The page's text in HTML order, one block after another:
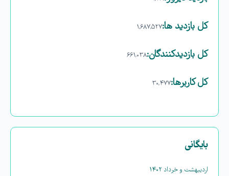
کل بازدید ها:۱,۶۸۷,۵۲۷
کل بازدیدکنند‌گان:۶۶۱,۰۳۸
کل کاربرها:۳۰,۴۷۷
بایگانی
اردیبهشت و خرداد ۱۴۰۲